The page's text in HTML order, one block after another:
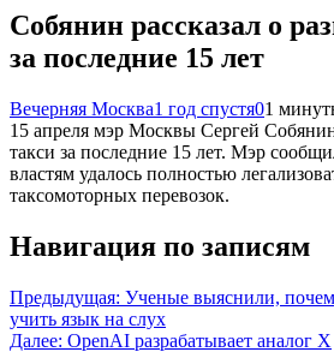
Собянин рассказал о
за последние 15 лет
Вечерняя Москва1 год спустя01
15 апреля мэр Москвы Сергей Собянин
такси за последние 15 лет. Мэр
властям удалось полностью
таксомоторных перевозок.
Навигация по записям
Предыдущая: Ученые выяснили,
учить язык на слух
Далее: OpenAI разрабатывает аналог X